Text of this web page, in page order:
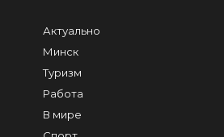
Актуально
Минск
Туризм
Работа
В мире